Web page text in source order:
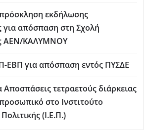
εκδήλωσης
για απόσπαση στη Σχολή
ΑΕΝ/ΚΑΛΥΜΝΟΥ
ΕΒΠ για απόσπαση εντός ΠΥΣΔΕ
τετραετούς διάρκειας
στο Ινστιτούτο
(Ι.Ε.Π.)